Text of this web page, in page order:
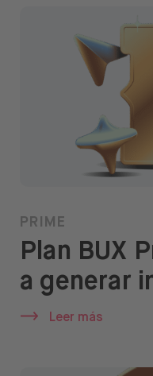
Abrir menú de
PRIME
Plan BUX
a generar
Leer más